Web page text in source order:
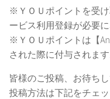
※ＹＯＵポイントを受
ービス利用登録が必要に
※ＹＯＵポイントは【
された際に付与されます
皆様のご投稿、お待ち
投稿方法は下記をチェッ